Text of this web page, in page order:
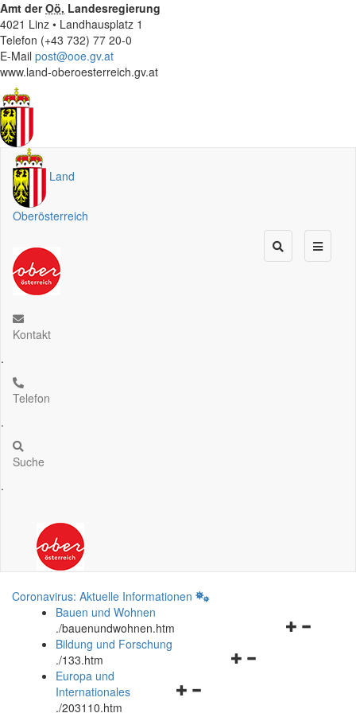
Amt derOö. Landesregierung
4021 Linz • Landhausplatz 1
Telefon (+43 732) 77 20-0
E-Mail post@ooe.gv.at
www.land-oberoesterreich.gv.at
Land
Oberösterreich
Kontakt
.
Telefon
.
Suche
.
Coronavirus: Aktuelle Informationen
Bauen und Wohnen
./bauenundwohnen.htm
Navigationsmenü
Bildung und Forschung
./133.htm
Navigationsmenü
Europa und
Internationales
./203110.htm